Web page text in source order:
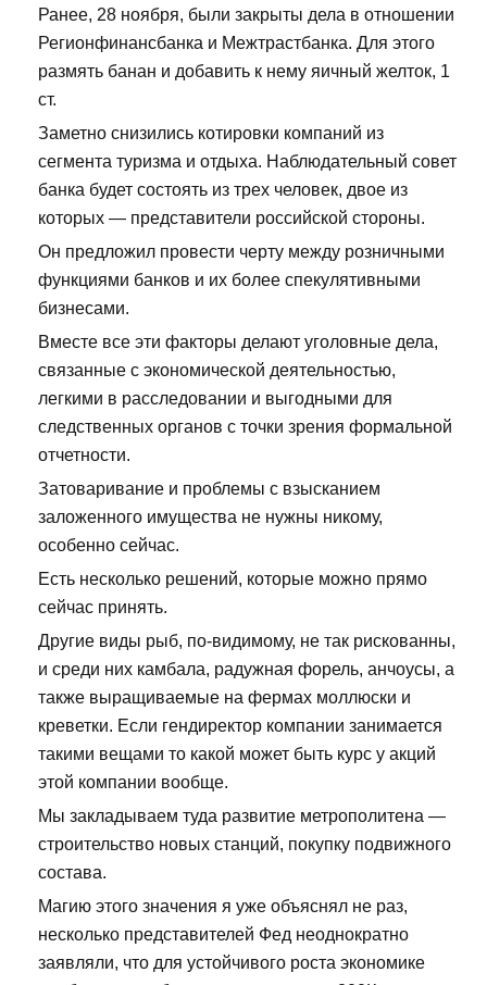
Ранее, 28 ноября, были закрыты дела в отношении
Регионфинансбанка и Межтрастбанка. Для этого
размять банан и добавить к нему яичный желток, 1
ст.
Заметно снизились котировки компаний из
сегмента туризма и отдыха. Наблюдательный совет
банка будет состоять из трех человек, двое из
которых — представители российской стороны.
Он предложил провести черту между розничными
функциями банков и их более спекулятивными
бизнесами.
Вместе все эти факторы делают уголовные дела,
связанные с экономической деятельностью,
легкими в расследовании и выгодными для
следственных органов с точки зрения формальной
отчетности.
Затоваривание и проблемы с взысканием
заложенного имущества не нужны никому,
особенно сейчас.
Есть несколько решений, которые можно прямо
сейчас принять.
Другие виды рыб, по-видимому, не так рискованны,
и среди них камбала, радужная форель, анчоусы, а
также выращиваемые на фермах моллюски и
креветки. Если гендиректор компании занимается
такими вещами то какой может быть курс у акций
этой компании вообще.
Мы закладываем туда развитие метрополитена —
строительство новых станций, покупку подвижного
состава.
Магию этого значения я уже объяснял не раз,
несколько представителей Фед неоднократно
заявляли, что для устойчивого роста экономике